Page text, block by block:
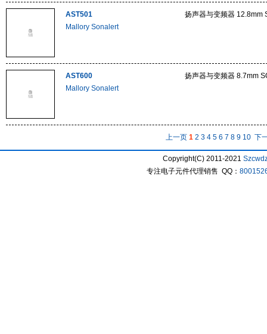
AST501
Mallory Sonalert
扬声器与变频器 12.8mm
AST600
Mallory Sonalert
扬声器与变频器 8.7mm
上一页 1 2 3 4 5 6 7 8 9 10 下
Copyright(C) 2011-2021
专注电子元件代理销售 QQ：